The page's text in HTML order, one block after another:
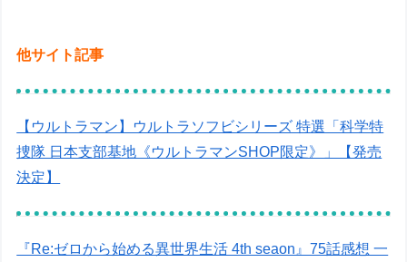
他サイト記事
【ウルトラマン】ウルトラソフビシリーズ 特選「科学特
捜隊 日本支部基地《ウルトラマンSHOP限定》」【発売
決定】
『Re:ゼロから始める異世界生活 4th seaon』75話感想 一